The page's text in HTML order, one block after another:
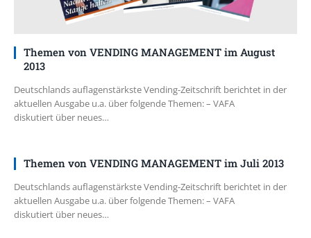
Themen von VENDING MANAGEMENT im August
2013
Deutschlands auflagenstärkste Vending-Zeitschrift berichtet in der
aktuellen Ausgabe u.a. über folgende Themen: – VAFA
diskutiert über neues…
Themen von VENDING MANAGEMENT im Juli 2013
Deutschlands auflagenstärkste Vending-Zeitschrift berichtet in der
aktuellen Ausgabe u.a. über folgende Themen: – VAFA
diskutiert über neues…